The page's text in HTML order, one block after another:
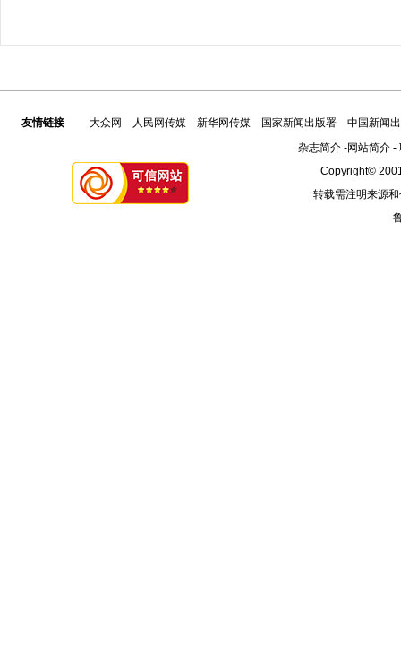
友情链接 大众网 人民网传媒 新华网传媒 国家新闻出版署
中国新闻
杂志简介-网站简介-
Copyright©
转载需注明来源